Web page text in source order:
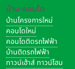
บ้าน-คอนโด
บ้านโครงการใหม่
คอนโดใหม่
คอนโดติดรถไฟฟ้า
บ้านติดรถไฟฟ้า
ทาวน์เฮ้าส์ ทาวน์โฮม